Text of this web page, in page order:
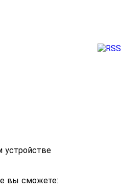
устройстве
вы сможете: